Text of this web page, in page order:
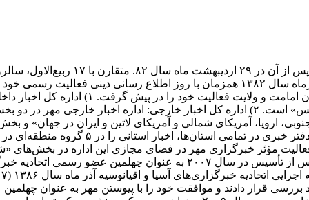
ماه همان سال، همزمان با میلاد با سعادت
جامعه، دین و اندیشه، حوزه و دانشگاه، دانش و فناوری، ورزش و عکس» است. ۲) اداره کل
اروپا، آمریکای شمالی و آمریکای لاتین و ایران در جهان» و
فعال است. ۳) اداره کل اخبار استان‌ها:
نو: به منظور فعالیت مؤثر خبرگزاری مهر در فضای مجازی این اداره در
محتوا می‌پردازد. فعالیت‌های بین المللی خبرگزاری مهر ۵ سال پس از
مورد بررسی قرار دادند و موافقت خود را با پیوستن مهر به عنوان